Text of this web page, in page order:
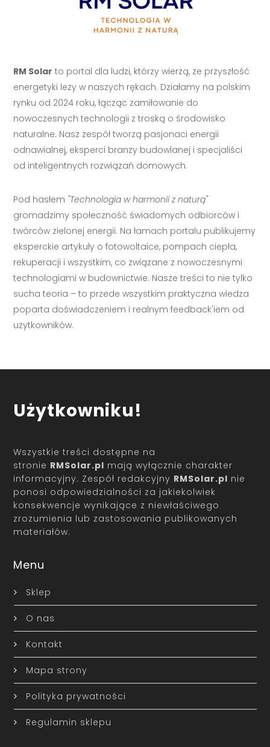
RM Solar to portal dla ludzi, którzy wierzą, że przyszłość
energetyki leży w naszych rękach. Działamy na polskim
rynku od 2024 roku, łącząc zamiłowanie do
nowoczesnych technologii z troską o środowisko
naturalne. Nasz zespół tworzą pasjonaci energii
odnawialnej, eksperci branży budowlanej i specjaliści
od inteligentnych rozwiązań domowych.
Pod hasłem "Technologia w harmonii z naturą"
gromadzimy społeczność świadomych odbiorców i
twórców zielonej energii. Na łamach portalu publikujemy
eksperckie artykuły o fotowoltaice, pompach ciepła,
rekuperacji i wszystkim, co związane z nowoczesnymi
technologiami w budownictwie. Nasze treści to nie tylko
sucha teoria – to przede wszystkim praktyczna wiedza
poparta doświadczeniem i realnym feedback'iem od
użytkowników.
Użytkowniku!
Wszystkie treści dostępne na
stronie RMSolar.pl mają wyłącznie charakter
informacyjny. Zespół redakcyjny RMSolar.pl nie
ponosi odpowiedzialności za jakiekolwiek
konsekwencje wynikające z niewłaściwego
zrozumienia lub zastosowania publikowanych
materiałów.
Menu
Sklep
O nas
Kontakt
Mapa strony
Polityka prywatności
Regulamin sklepu